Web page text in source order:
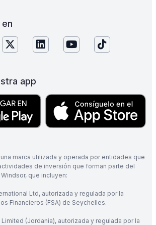
app
marca utilizada y operada por entidades que
de inversión que forman parte del
que incluyen:
Ltd, autorizada y regulada por la
Financieros (FSA) de Seychelles.
(Jordania), autorizada y regulada por la